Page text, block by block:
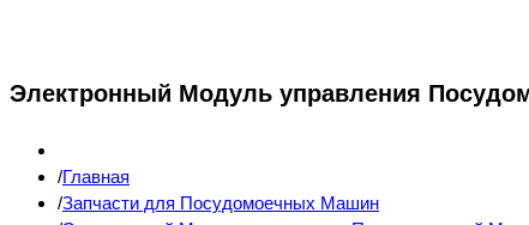
Электронный Модуль управления
Главная
Запчасти для Посудомоечных Машин